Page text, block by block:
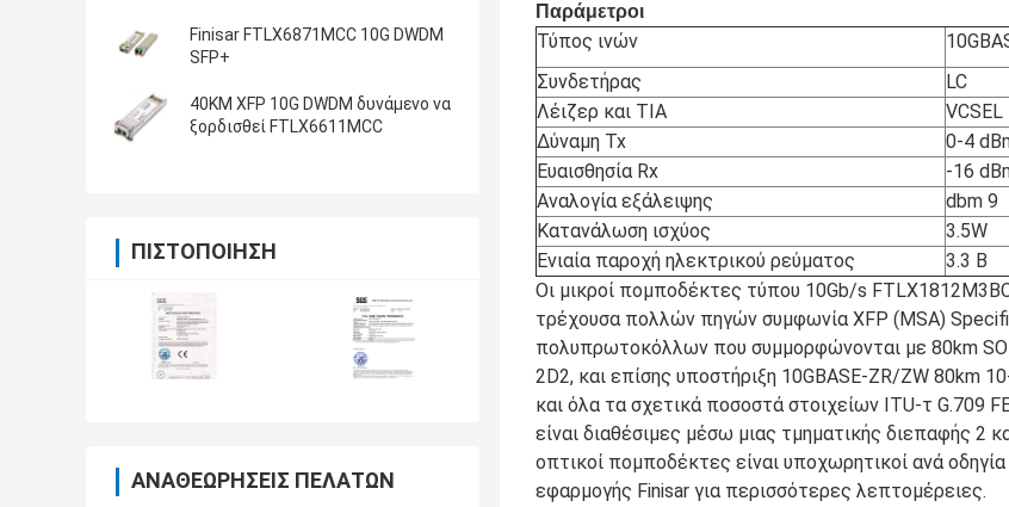
Finisar FTLX6871MCC 10G DWDM
SFP+
40KM XFP 10G DWDM δυνάμενο να
ξορδισθεί FTLX6611MCC
ΠΙΣΤΟΠΟΊΗΣΗ
ΑΝΑΘΕΩΡΉΣΕΙΣ ΠΕΛΑΤΏΝ
Παράμετροι
Τύπος ινών
Συνδετήρας
LC
Λέιζερ και TIA
Δύναμη Tx
0-4
Ευαισθησία Rx
-16
Αναλογία εξάλειψης
dbm 9
Κατανάλωση ισχύος
3.5W
Ενιαία παροχή ηλεκτρικού ρεύματος
3.3 Β
Οι μικροί πομποδέκτες τύπου 10Gb/s
τρέχουσα πολλών πηγών συμφωνία XFP (MSA)
πολυπρωτοκόλλων που συμμορφώνονται με 80km
2D2, και επίσης υποστήριξη 10GBASE-ZR/ZW 80km
και όλα τα σχετικά ποσοστά στοιχείων ITU-τ G.709
είναι διαθέσιμες μέσω μιας τμηματικής διεπαφής 2
οπτικοί πομποδέκτες είναι υποχωρητικοί ανά
εφαρμογής Finisar για περισσότερες λεπτομέρειες.